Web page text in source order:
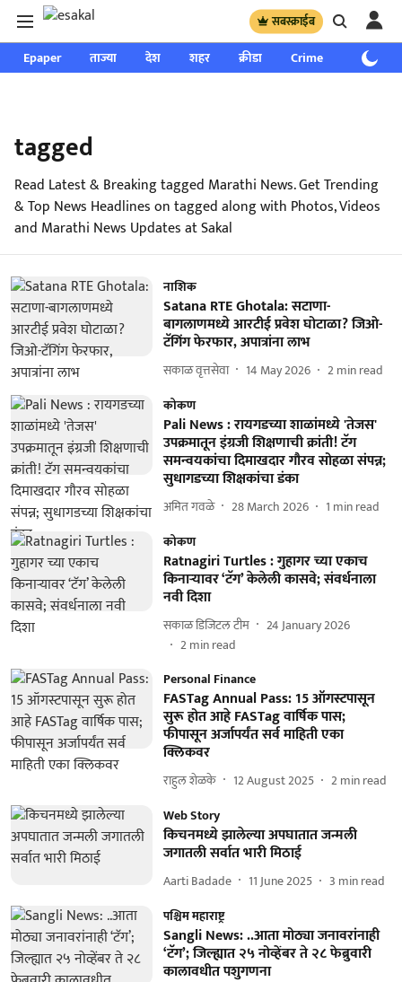
सबस्क्राईब
Epaper ताज्या देश शहर क्रीडा Crime साप्ताहिक
tagged
Read Latest & Breaking tagged Marathi News. Get Trending
& Top News Headlines on tagged along with Photos, Videos
and Marathi News Updates at Sakal
नाशिक
Satana RTE Ghotala: सटाणा-
बागलाणमध्ये आरटीई प्रवेश घोटाळा? जिओ-
टॅगिंग फेरफार, अपात्रांना लाभ
सकाळ वृत्तसेवा 14 May 2026 2min read
कोकण
Pali News : रायगडच्या शाळांमध्ये 'तेजस'
उपक्रमातून इंग्रजी शिक्षणाची क्रांती! टॅग
समन्वयकांचा दिमाखदार गौरव सोहळा संपन्न;
सुधागडच्या शिक्षकांचा डंका
अमित गवळे 28 March 2026 1 min read
कोकण
Ratnagiri Turtles : गुहागर च्या एकाच
किनाऱ्यावर ‘टॅग’ केलेली कासवे; संवर्धनाला
नवी दिशा
सकाळ डिजिटल टीम
24 January 2026
2min read
Personal Finance
FASTag Annual Pass: 15 ऑगस्टपासून
सुरू होत आहे FASTag वार्षिक पास;
फीपासून अर्जापर्यंत सर्व माहिती एका
क्लिकवर
राहुल शेळके 12 August 2025 2min read
Web Story
किचनमध्ये झालेल्या अपघातात जन्मली
जगातली सर्वात भारी मिठाई
Aarti Badade 11 June 2025 3 min read
पश्चिम महाराष्ट्र
Sangli News: ..आता मोठ्या जनावरांनाही
‘टॅग’; जिल्ह्यात २५ नोव्हेंबर ते २८ फेब्रुवारी
कालावधीत पशुगणना